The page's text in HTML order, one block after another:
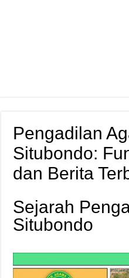
Pengadilan
Situbondo:
dan Berita
Sejarah
Situbondo